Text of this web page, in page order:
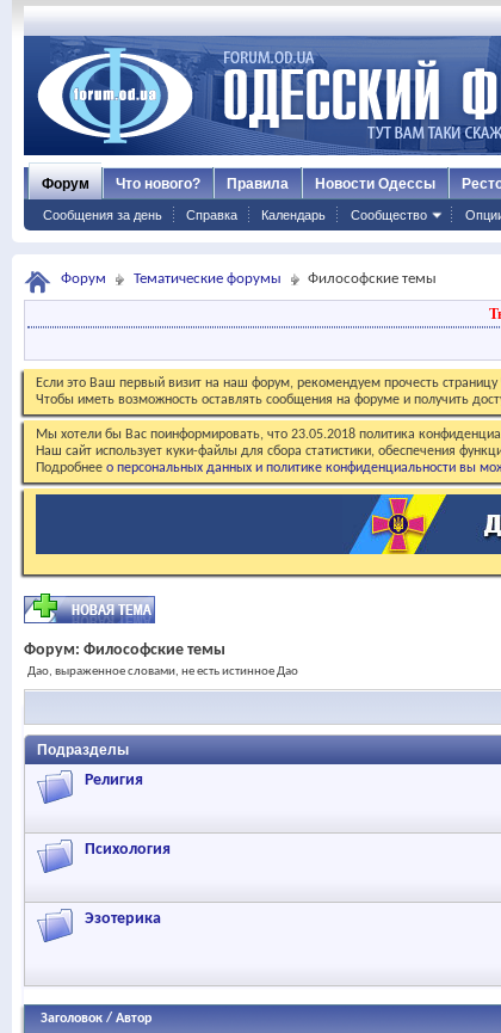
Форум
Сообщения за день Справка Календарь Сообщество
Что нового? Правила Новости Одессы
Форум Тематические форумы Философские темы
Если это Ваш первый визит на наш форум, рекомендуем прочесть страницу
Чтобы иметь возможность оставлять сообщения на форуме и получить
Мы хотели бы Вас поинформировать, что 23.05.2018 политика
Наш сайт использует куки-файлы для сбора статистики, обеспечения
Подробнее о персональных данных и политике конфиденциальности вы
Форум: Философские темы
Дао, выраженное словами, не есть истинное Дао
Подразделы
Религия
Психология
Эзотерика
Заголовок / Автор